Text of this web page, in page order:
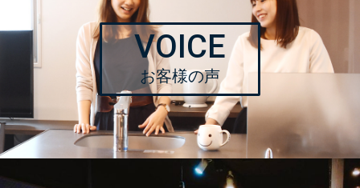
VOICE
お客様の声